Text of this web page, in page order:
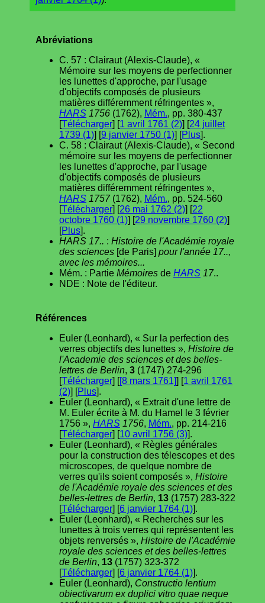
Abréviations
C. 57 : Clairaut (Alexis-Claude), «
Mémoire sur les moyens de perfectionner
les lunettes d'approche, par l'usage
d'objectifs composés de plusieurs
matières différemment réfringentes »,
HARS 1756 (1762), Mém., pp. 380-437
[Télécharger] [1 avril 1761 (2)] [24 juillet
1739 (1)] [9 janvier 1750 (1)] [Plus].
C. 58 : Clairaut (Alexis-Claude), « Second
mémoire sur les moyens de perfectionner
les lunettes d'approche, par l'usage
d'objectifs composés de plusieurs
matières différemment réfringentes »,
HARS 1757(1762), Mém., pp. 524-560
[Télécharger] [26 mai 1762 (2)] [22
octobre 1760 (1)] [29 novembre 1760 (2)]
[Plus].
HARS 17.. : Histoire de l'Académie royale
des sciences [de Paris] pour l'année 17..,
avec les mémoires...
Mém. : Partie Mémoires de HARS 17..
NDE : Note de l'éditeur.
Références
Euler (Leonhard), « Sur la perfection des
verres objectifs des lunettes », Histoire de
l'Academie des sciences et des belles-
lettres de Berlin, 3 (1747) 274-296
[Télécharger] [[8 mars 1761]] [1 avril 1761
(2)] [Plus].
Euler (Leonhard), « Extrait d'une lettre de
M. Euler écrite à M. du Hamel le 3 février
1756 », HARS 1756, Mém., pp. 214-216
[Télécharger] [10 avril 1756 (3)].
Euler (Leonhard), « Règles générales
pour la construction des télescopes et des
microscopes, de quelque nombre de
verres qu'ils soient composés », Histoire
de l'Académie royale des sciences et des
belles-lettres de Berlin, 13 (1757) 283-322
[Télécharger] [6 janvier 1764 (1)].
Euler (Leonhard), « Recherches sur les
lunettes à trois verres qui représentent les
objets renversés », Histoire de l'Académie
royale des sciences et des belles-lettres
de Berlin, 13 (1757) 323-372
[Télécharger] [6 janvier 1764 (1)].
Euler (Leonhard), Constructio lentium
obiectivarum ex duplici vitro quae neque